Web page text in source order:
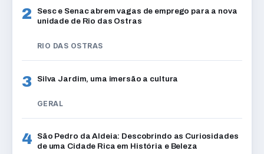
2
Sesc e Senac abrem vagas de emprego para a nova
unidade de Rio das Ostras
RIO DAS OSTRAS
3 Silva Jardim, uma imersão a cultura
GERAL
4
São Pedro da Aldeia: Descobrindo as Curiosidades
de uma Cidade Rica em História e Beleza